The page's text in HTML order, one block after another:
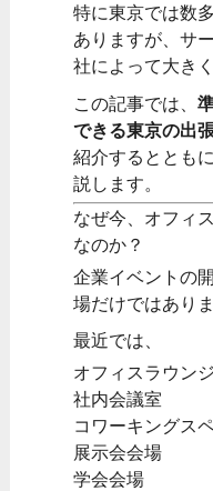
特に東京では数
ありますが、サ
社によって大き
この記事では、
できる東京の出
紹介するととも
説します。
なぜ今、オフィ
なのか？
企業イベントの
場だけではありま
最近では、
オフィスラウンジ
社内会議室
コワーキングス
展示会会場
学会会場